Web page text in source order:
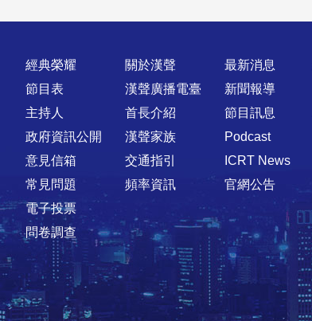
快速連結
經典榮耀
節目表
主持人
政府資訊公開
意見信箱
常見問題
電子投票
問卷調查
關於漢聲
漢聲廣播電臺
首長介紹
漢聲家族
交通指引
頻率資訊
最新消息
新聞報導
節目訊息
Podcast
ICRT News
官網公告